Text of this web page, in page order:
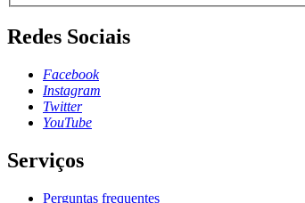
Redes Sociais
Facebook
Instagram
Twitter
YouTube
Serviços
Perguntas frequentes